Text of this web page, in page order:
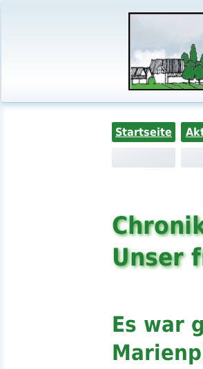
Startseite
Unser
Es war